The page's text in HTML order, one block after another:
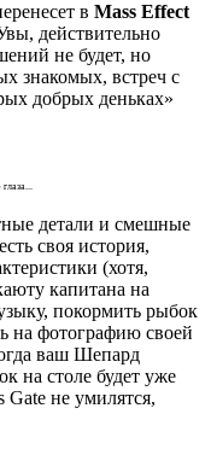
в Mass Effect
действительно
не будет, но
знакомых, встреч с
добрых деньках»
детали и смешные
своя история,
(хотя,
капитана на
покормить рыбок
на фотографию своей
ваш Шепард
на столе будет уже
не умилятся,